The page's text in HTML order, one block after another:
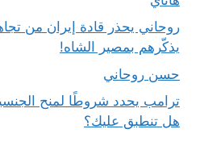
روحاني يحذر قادة إيران من
يذكّرهم بمصير الشاه!
حسن روحاني
ترامب يحدد شروطًا لمنح
هل تنطبق عليك؟